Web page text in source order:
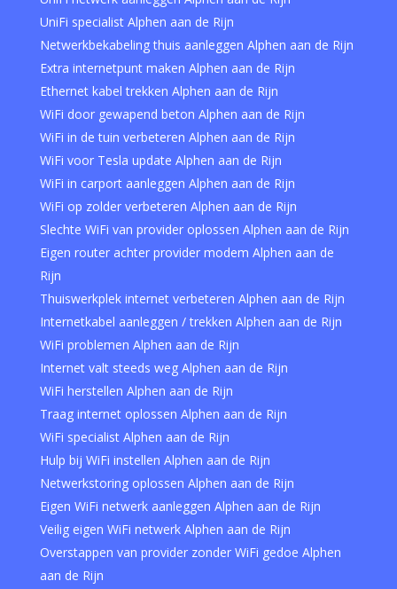
UniFi specialist Alphen aan de Rijn
Netwerkbekabeling thuis aanleggen Alphen aan de Rijn
Extra internetpunt maken Alphen aan de Rijn
Ethernet kabel trekken Alphen aan de Rijn
WiFi door gewapend beton Alphen aan de Rijn
WiFi in de tuin verbeteren Alphen aan de Rijn
WiFi voor Tesla update Alphen aan de Rijn
WiFi in carport aanleggen Alphen aan de Rijn
WiFi op zolder verbeteren Alphen aan de Rijn
Slechte WiFi van provider oplossen Alphen aan de Rijn
Eigen router achter provider modem Alphen aan de
Rijn
Thuiswerkplek internet verbeteren Alphen aan de Rijn
Internetkabel aanleggen / trekken Alphen aan de Rijn
WiFi problemen Alphen aan de Rijn
Internet valt steeds weg Alphen aan de Rijn
WiFi herstellen Alphen aan de Rijn
Traag internet oplossen Alphen aan de Rijn
WiFi specialist Alphen aan de Rijn
Hulp bij WiFi instellen Alphen aan de Rijn
Netwerkstoring oplossen Alphen aan de Rijn
Eigen WiFi netwerk aanleggen Alphen aan de Rijn
Veilig eigen WiFi netwerk Alphen aan de Rijn
Overstappen van provider zonder WiFi gedoe Alphen
aan de Rijn